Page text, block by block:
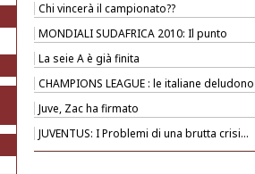
Chi vincerà il campionato??
MONDIALI SUDAFRICA 2010: Il punto
La seie A è già finita
CHAMPIONS LEAGUE : le italiane deludono
Juve, Zac ha firmato
JUVENTUS: I Problemi di una brutta crisi...